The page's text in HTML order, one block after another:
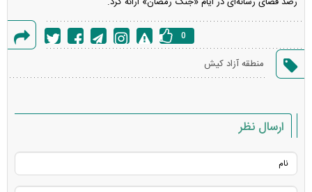
خطا
0
منطقه آزاد کیش
ارسال نظر